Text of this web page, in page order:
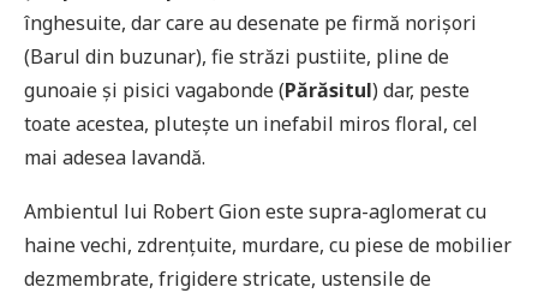
înghesuite, dar care au desenate pe firmă norișori
(Barul din buzunar), fie străzi pustiite, pline de
gunoaie și pisici vagabonde (Părăsitul) dar, peste
toate acestea, plutește un inefabil miros floral, cel
mai adesea lavandă.
Ambientul lui Robert Gion este supra-aglomerat cu
haine vechi, zdrențuite, murdare, cu piese de mobilier
dezmembrate, frigidere stricate, ustensile de